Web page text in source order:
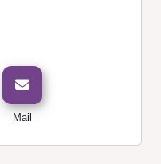
Mail